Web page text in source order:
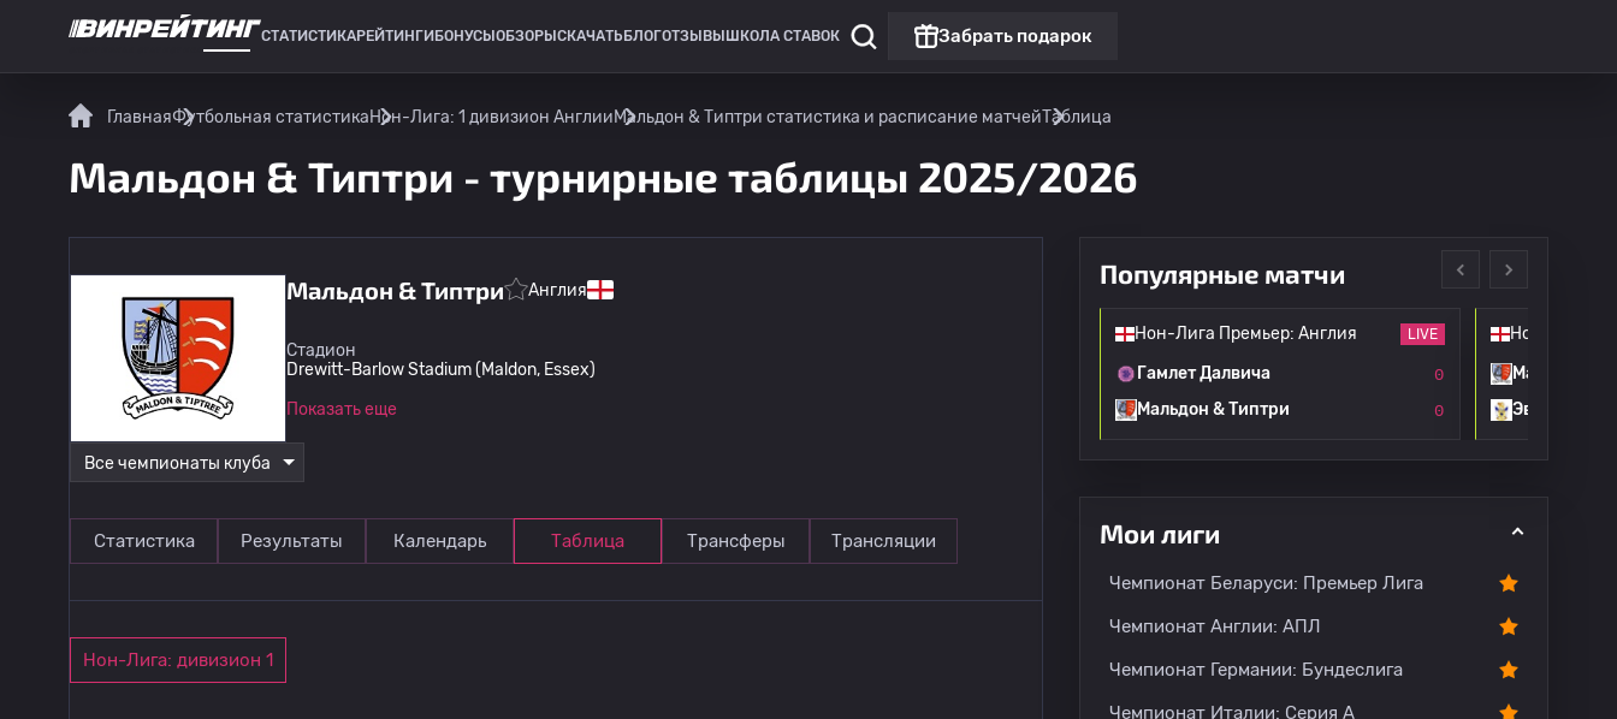
СТАТИСТИКАРЕЙТИНГИ БОНУСЫ ОБЗОРЫ СКАЧАТЬ БЛОГОТЗЫВЫ ШКОЛА СТАВОК Забрать подарок
ГлавнаяФутбольная статистикаНон-Лига: 1 дивизион АнглииМальдон & Типтри статистика и расписание матчейТаблица
Мальдон & Типтри - турнирные таблицы 2025/2026
Мальдон & Типтри Англия
Стадион
Drewitt-Barlow Stadium (Maldon, Essex)
Показать еще
Все чемпионаты клуба
Статистика Результаты Календарь Таблица Трансферы Трансляции
Нон-Лига: дивизион 1
Популярные матчи
Нон-Лига Премьер: Англия LIVE
Гамлет Далвича 0
Мальдон & Типтри 0
Нон-Лига
Мальдон &
Эвилей
Мои лиги
Чемпионат Беларуси: Премьер Лига
Чемпионат Англии: АПЛ
Чемпионат Германии: Бундеслига
Чемпионат Италии: Серия А